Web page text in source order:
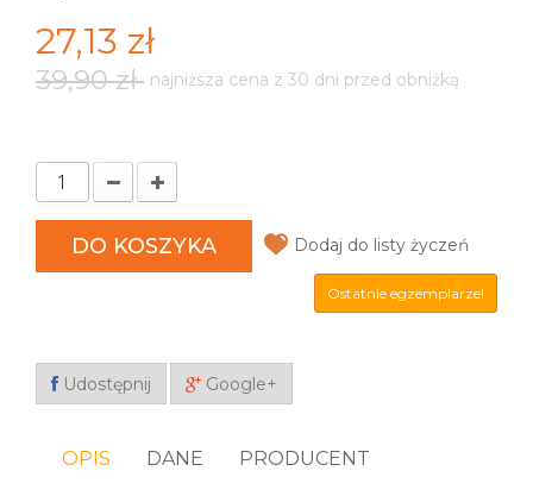
27,13 zł
39,90 zł najniższa cena z 30 dni przed obniżką
DO KOSZYKA Dodaj do listy życzeń
Ostatnie egzemplarze!
Udostępnij Google+
OPIS DANE PRODUCENT